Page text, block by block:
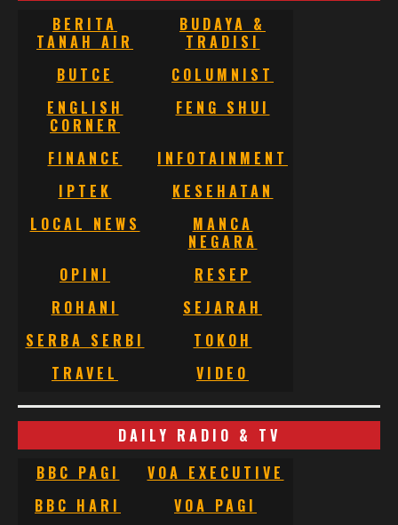
BERITA
TANAH AIR
BUDAYA &
TRADISI
BUTCE
COLUMNIST
ENGLISH
CORNER
FENG SHUI
FINANCE
INFOTAINMENT
IPTEK
KESEHATAN
LOCAL NEWS
MANCA
NEGARA
OPINI
RESEP
ROHANI
SEJARAH
SERBA SERBI
TOKOH
TRAVEL
VIDEO
DAILY RADIO & TV
BBC PAGI
VOA EXECUTIVE
BBC HARI
VOA PAGI